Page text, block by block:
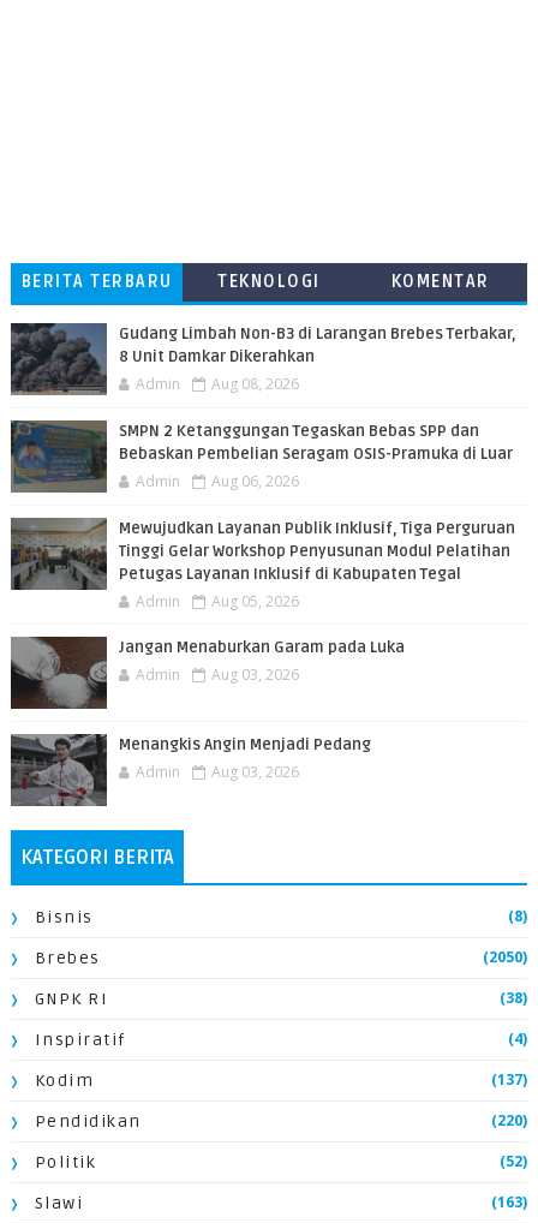
BERITA TERBARU TEKNOLOGI
KOMENTAR
​Gudang Limbah Non-B3 di Larangan Brebes Terbakar,
8 Unit Damkar Dikerahkan
Admin Aug 08, 2026
SMPN 2 Ketanggungan Tegaskan Bebas SPP dan
Bebaskan Pembelian Seragam OSIS-Pramuka di Luar
Admin Aug 06, 2026
​Mewujudkan Layanan Publik Inklusif, Tiga Perguruan
Tinggi Gelar Workshop Penyusunan Modul Pelatihan
Petugas Layanan Inklusif di Kabupaten Tegal
Admin Aug 05, 2026
Jangan Menaburkan Garam pada Luka
Admin Aug 03, 2026
Menangkis Angin Menjadi Pedang
Admin Aug 03, 2026
KATEGORI BERITA
Bisnis (8)
Brebes (2050)
GNPK RI (38)
Inspiratif (4)
Kodim (137)
Pendidikan (220)
Politik (52)
Slawi (163)